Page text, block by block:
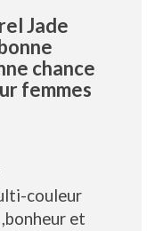
Jade
chance
femmes
couleur
et